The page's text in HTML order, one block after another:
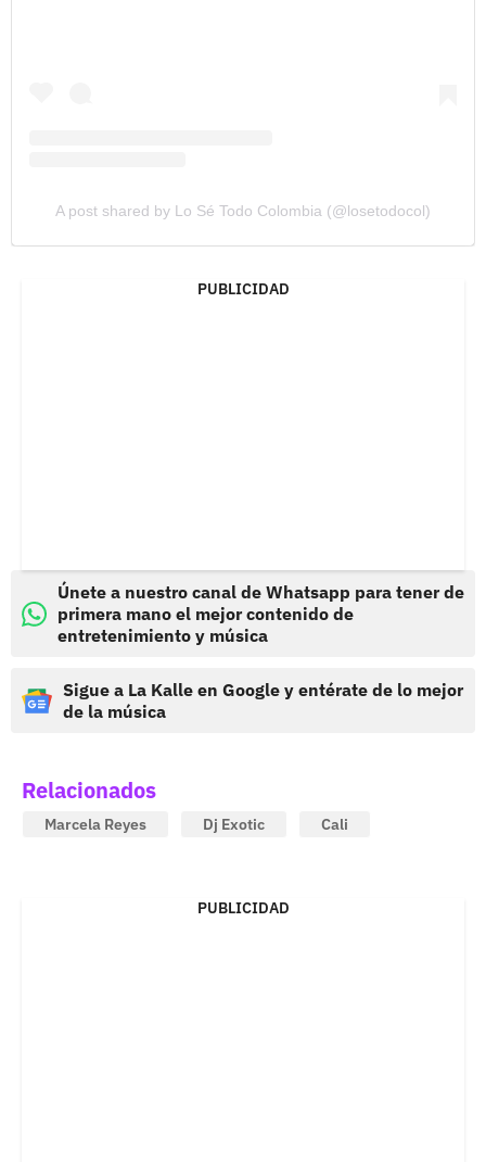
A post shared by Lo Sé Todo Colombia (@losetodocol)
PUBLICIDAD
Únete a nuestro canal de Whatsapp para tener de
primera mano el mejor contenido de
entretenimiento y música
Sigue a La Kalle en Google y entérate de lo mejor
de la música
Relacionados
Marcela Reyes Dj Exotic Cali
PUBLICIDAD